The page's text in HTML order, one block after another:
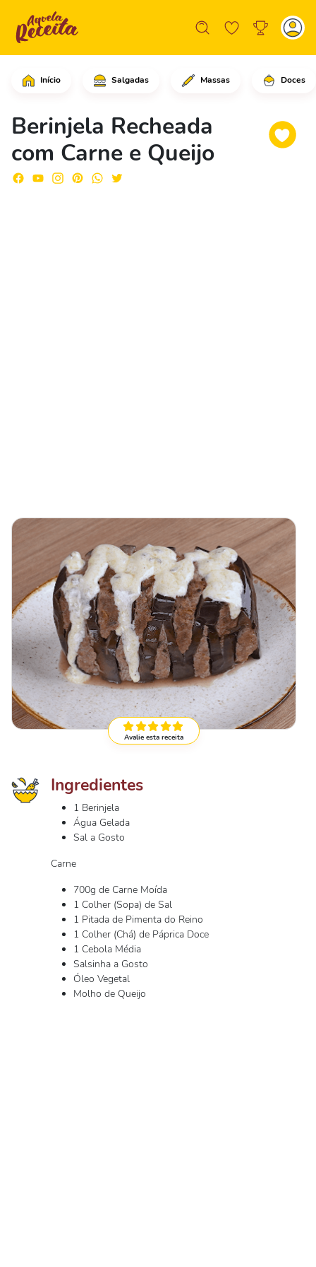
Início Salgadas Massas Doces
Berinjela Recheada
com Carne e Queijo
Comece cortando a berinjela
Avalie esta receita
Ingredientes
1 Berinjela
Água Gelada
Sal a Gosto
Carne
700g de Carne Moída
1 Colher (Sopa) de Sal
1 Pitada de Pimenta do Reino
1 Colher (Chá) de Páprica Doce
1 Cebola Média
Salsinha a Gosto
Óleo Vegetal
Molho de Queijo